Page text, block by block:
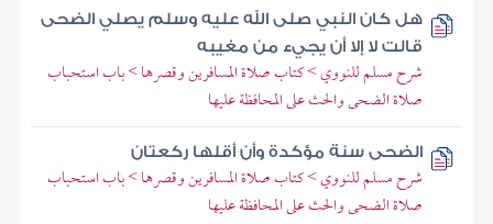
هل كان النبي صلى الله عليه وسلم يصلي الضحى
قالت لا إلا أن يجيء من مغيبه
شرح مسلم للنووي > كتاب صلاة المسافرين وقصرها > باب استحباب
صلاة الضحى والحث على المحافظة عليها
الضحى سنة مؤكدة وأن أقلها ركعتان
شرح مسلم للنووي > كتاب صلاة المسافرين وقصرها > باب استحباب
صلاة الضحى والحث على المحافظة عليها